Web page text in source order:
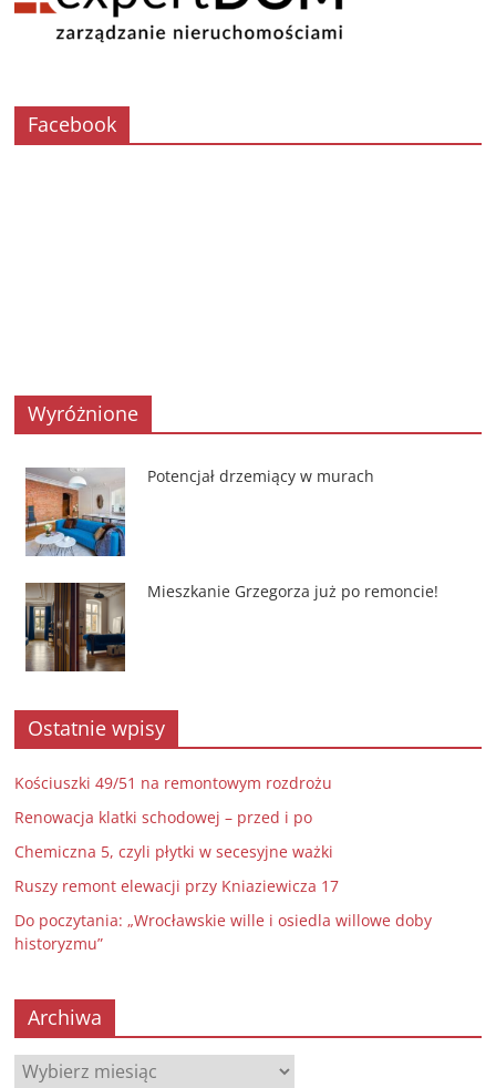
Facebook
Wyróżnione
Potencjał drzemiący w murach
Mieszkanie Grzegorza już po remoncie!
Ostatnie wpisy
Kościuszki 49/51 na remontowym rozdrożu
Renowacja klatki schodowej – przed i po
Chemiczna 5, czyli płytki w secesyjne ważki
Ruszy remont elewacji przy Kniaziewicza 17
Do poczytania: „Wrocławskie wille i osiedla willowe doby
historyzmu”
Archiwa
Archiwa